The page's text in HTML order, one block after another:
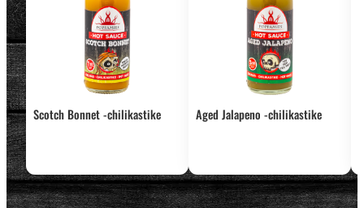
Scotch Bonnet -chilikastike Aged Jalapeno -chilikastike